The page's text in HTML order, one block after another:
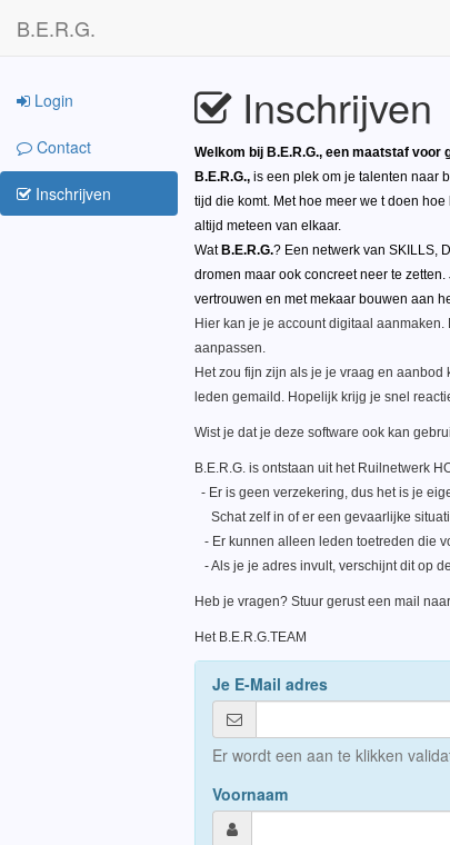
B.E.R.G.
Login
Contact
Inschrijven
Inschrijven
Welkom bij B.E.R.G., een maatstaf voor
B.E.R.G., is een plek om je talenten naar
tijd die komt. Met hoe meer we t doen
altijd meteen van elkaar.
Wat B.E.R.G.? Een netwerk van SKILLS,
dromen maar ook concreet neer te
vertrouwen en met mekaar bouwen aan
Hier kan je je account digitaal
aanpassen.
Het zou fijn zijn als je je vraag en
leden gemaild. Hopelijk krijg je snel
Wist je dat je deze software ook kan
B.E.R.G. is ontstaan uit het Ruilnetwerk
- Er is geen verzekering, dus het is je
Schat zelf in of er een gevaarlijke
- Er kunnen alleen leden toetreden die
- Als je je adres invult, verschijnt dit op
Heb je vragen? Stuur gerust een mail
Het B.E.R.G.TEAM
Je E-Mail adres
Er wordt een aan te klikken
Voornaam